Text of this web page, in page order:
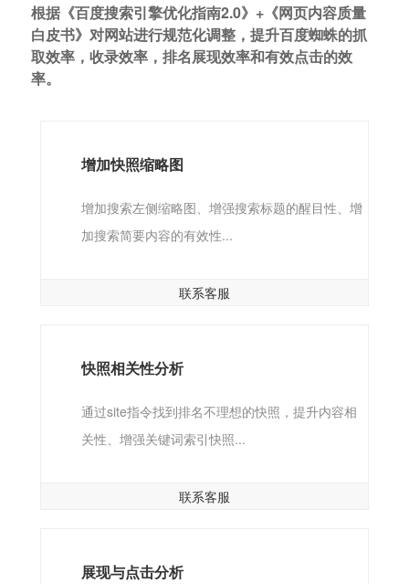
根据《百度搜索引擎优化指南2.0》+《网页内容质量
白皮书》对网站进行规范化调整，提升百度蜘蛛的抓
取效率，收录效率，排名展现效率和有效点击的效
率。
增加快照缩略图
增加搜索左侧缩略图、增强搜索标题的醒目性、增
加搜索简要内容的有效性...
联系客服
快照相关性分析
通过site指令找到排名不理想的快照，提升内容相
关性、增强关键词索引快照...
联系客服
展现与点击分析